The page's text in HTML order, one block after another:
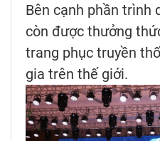
Bên cạnh phần trình
còn được thưởng
trang phục truyền
gia trên thế giới.